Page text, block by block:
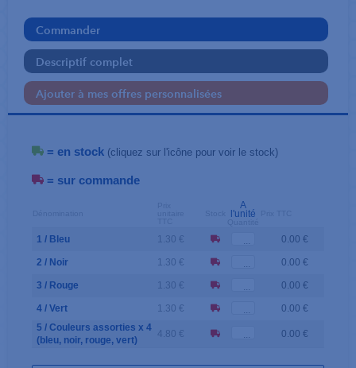
Commander
Descriptif complet
Ajouter à mes offres personnalisées
= en stock (cliquez sur l'icône pour voir le stock)
= sur commande
A
l'unité
1 / Bleu 1.30 € 0.00 €
2 / Noir 1.30 € 0.00 €
3 / Rouge 1.30 € 0.00 €
4 / Vert 1.30 €
0.00 €
5 / Couleurs assorties x 4
(bleu, noir, rouge, vert)
4.80 € 0.00 €